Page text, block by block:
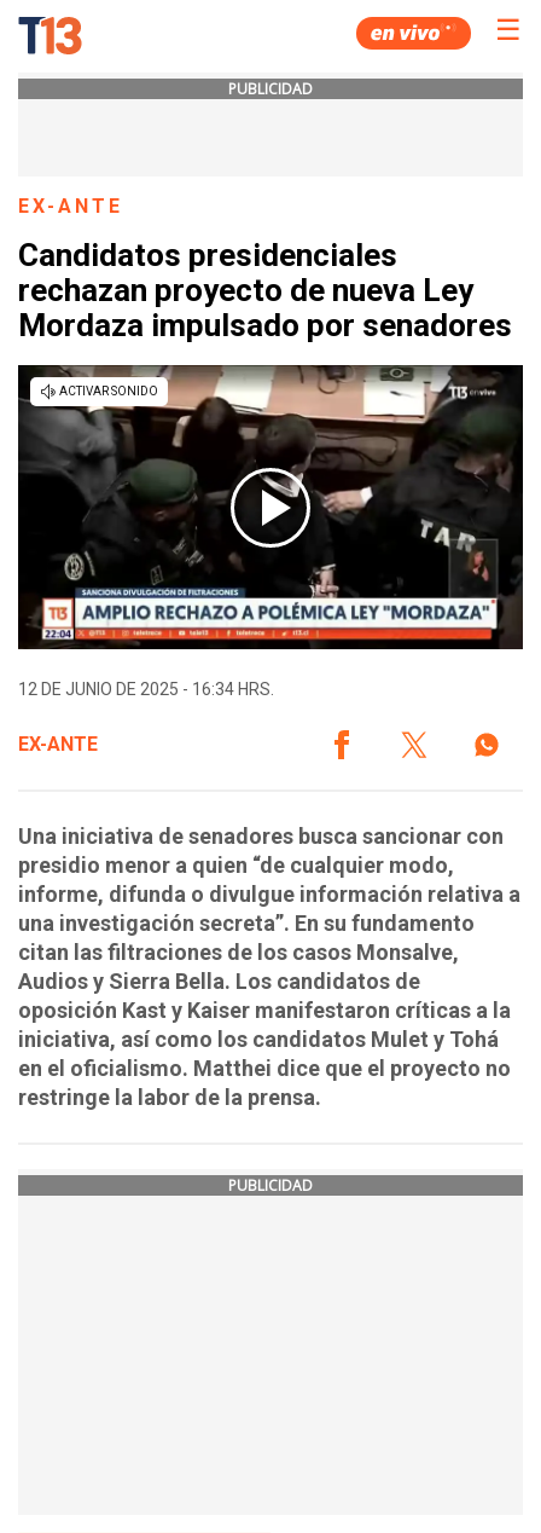
☰
PUBLICIDAD
EX-ANTE
Candidatos presidenciales
rechazan proyecto de nueva Ley
Mordaza impulsado por senadores
12 DE JUNIO DE 2025 - 16:34 HRS.
EX-ANTE
Una iniciativa de senadores busca sancionar con
presidio menor a quien “de cualquier modo,
informe, difunda o divulgue información relativa a
una investigación secreta”. En su fundamento
citan las filtraciones de los casos Monsalve,
Audios y Sierra Bella. Los candidatos de
oposición Kast y Kaiser manifestaron críticas a la
iniciativa, así como los candidatos Mulet y Tohá
en el oficialismo. Matthei dice que el proyecto no
restringe la labor de la prensa.
PUBLICIDAD